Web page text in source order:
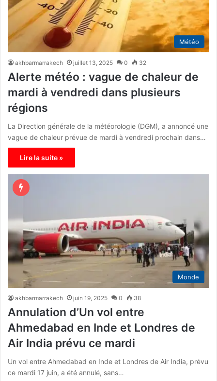
Météo
akhbarmarrakech juillet 13, 2025 0 32
Alerte météo : vague de chaleur de
mardi à vendredi dans plusieurs
régions
La Direction générale de la météorologie (DGM), a annoncé une
vague de chaleur prévue de mardi à vendredi prochain dans…
Lire la suite »
Monde
akhbarmarrakech juin 19, 2025 0 38
Annulation d’Un vol entre
Ahmedabad en Inde et Londres de
Air India prévu ce mardi
Un vol entre Ahmedabad en Inde et Londres de Air India, prévu
ce mardi 17 juin, a été annulé, sans…